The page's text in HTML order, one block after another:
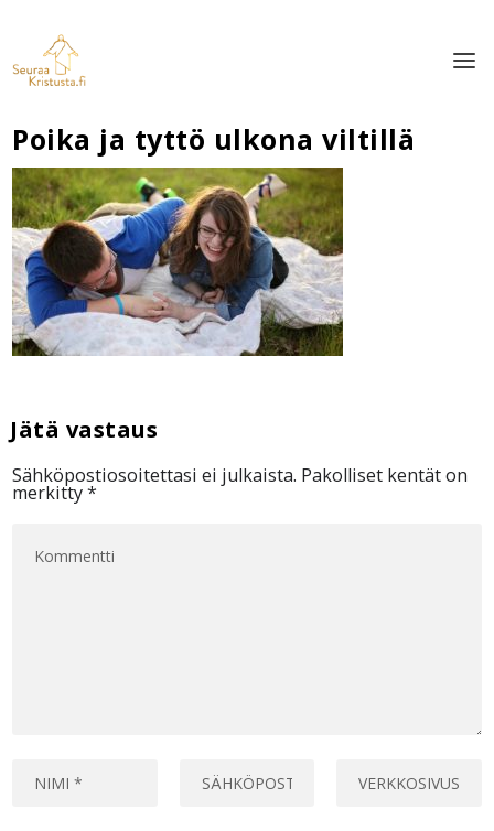
Poika ja tyttö ulkona viltillä
Sähköpostiosoitettasi ei julkaista. Pakolliset kentät on
merkitty*